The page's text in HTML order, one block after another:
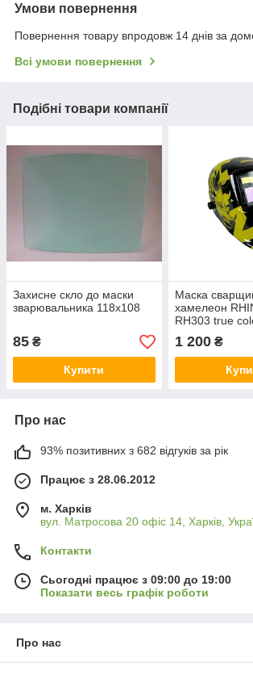
Умови повернення
Повернення товару впродовж 14 днів за
Всі умови повернення
Подібні товари компанії
Захисне скло до маски
зварювальника 118х108
85 ₴
Купити
Маска
хамелеон
RH303 true
1 200₴
Про нас
93% позитивних з 682 відгуків за рік
Працює з 28.06.2012
м. Харків
вул. Матросова 20 офіс 14, Харків,
Контакти
Сьогодні працює з 09:00 до 19:00
Показати весь графік роботи
Про нас